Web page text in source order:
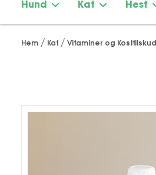
Hund Kat Hest
Hem Kat Vitaminer og Kosttilskud